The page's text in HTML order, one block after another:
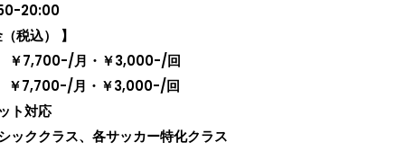
20:00
税込） 】
7,700-/月・￥3,000-/回
7,700-/月・￥3,000-/回
ト対応
ッククラス、各サッカー特化クラス